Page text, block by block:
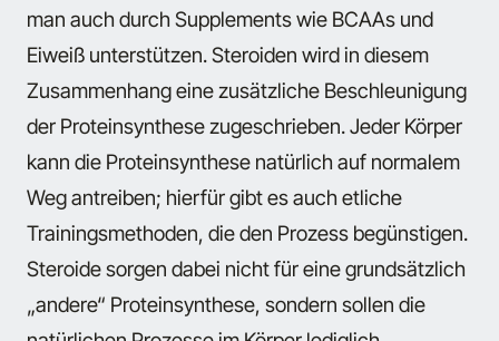
man auch durch Supplements wie BCAAs und
Eiweiß unterstützen. Steroiden wird in diesem
Zusammenhang eine zusätzliche Beschleunigung
der Proteinsynthese zugeschrieben. Jeder Körper
kann die Proteinsynthese natürlich auf normalem
Weg antreiben; hierfür gibt es auch etliche
Trainingsmethoden, die den Prozess begünstigen.
Steroide sorgen dabei nicht für eine grundsätzlich
„andere“ Proteinsynthese, sondern sollen die